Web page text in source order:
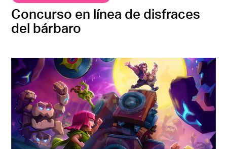
Concurso en línea de disfraces
del bárbaro